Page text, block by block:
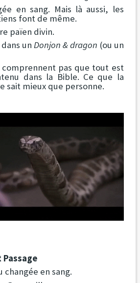
en sang. Mais là aussi, les
font de même.
païen divin.
un Donjon & dragon (ou un
comprennent pas que tout est
dans la Bible. Ce que la
sait mieux que personne.
Passage
changée en sang.